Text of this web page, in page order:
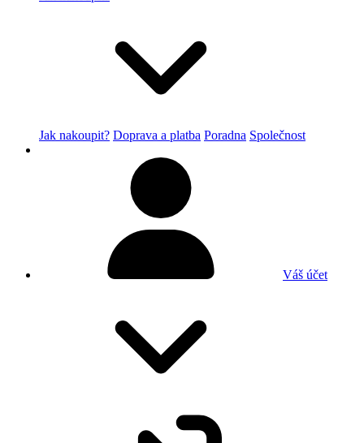
Jak nakoupit? Doprava a platba Poradna Společnost
Váš účet